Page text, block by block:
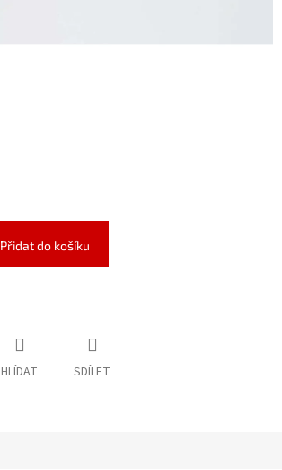
Přidat do košíku
HLÍDAT SDÍLET